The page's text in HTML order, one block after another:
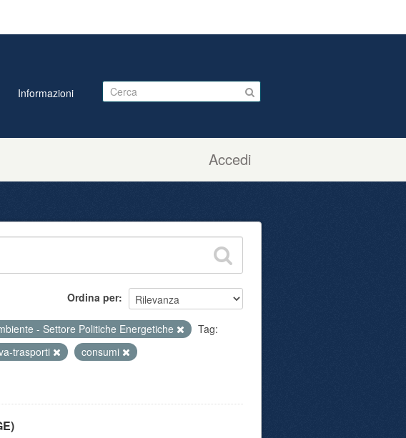
Accedi
Informazioni
Ordina per
- Settore Politiche Energetiche
Tag:
trasporti
consumi